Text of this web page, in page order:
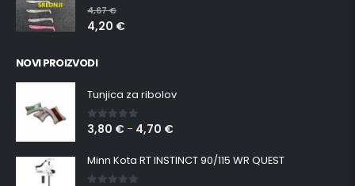
0 out of 5
4,67€
4,20 €
NOVI PROIZVODI
Tunjica za ribolov
0 out of 5
3,80 € – 4,70 €
Minn Kota RT INSTINCT 90/115 WR QUEST